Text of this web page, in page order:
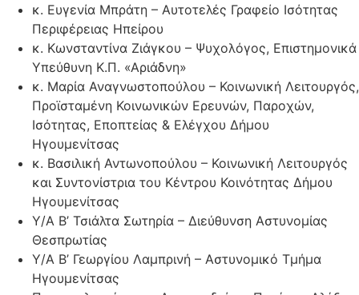
κ. Ευγενία Μπράτη – Αυτοτελές Γραφείο Ισότητας
Περιφέρειας Ηπείρου
κ. Κωνσταντίνα Ζιάγκου – Ψυχολόγος, Επιστημονικά
Υπεύθυνη Κ.Π. «Αριάδνη»
κ. Μαρία Αναγνωστοπούλου – Κοινωνική Λειτουργός,
Προϊσταμένη Κοινωνικών Ερευνών, Παροχών,
Ισότητας, Εποπτείας & Ελέγχου Δήμου
Ηγουμενίτσας
κ. Βασιλική Αντωνοπούλου – Κοινωνική Λειτουργός
και Συντονίστρια του Κέντρου Κοινότητας Δήμου
Ηγουμενίτσας
Υ/Α Β’ Τσιάλτα Σωτηρία – Διεύθυνση Αστυνομίας
Θεσπρωτίας
Υ/Α Β’ Γεωργίου Λαμπρινή – Αστυνομικό Τμήμα
Ηγουμενίτσας